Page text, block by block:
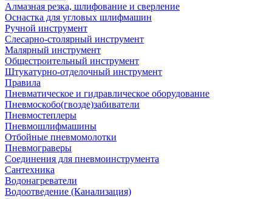
Алмазная резка, шлифование и сверление
Оснастка для угловых шлифмашин
Ручной инструмент
Слесарно-столярный инструмент
Малярный инструмент
Общестроительный инструмент
Штукатурно-отделочный инструмент
Правила
Пневматическое и гидравлическое оборудование
Пневмоскобо(гвозде)забиватели
Пневмостеплеры
Пневмошлифмашины
Отбойные пневмомолотки
Пневмограверы
Соединения для пневмоинструмента
Сантехника
Водонагреватели
Водоотведение (Канализация)